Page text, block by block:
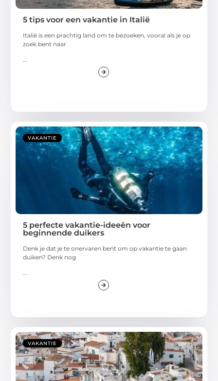
5 tips voor een vakantie in Italië
Italië is een prachtig land om te bezoeken, vooral als je op
zoek bent naar
...
VAKANTIE
5 perfecte vakantie-ideeën voor
beginnende duikers
Denk je dat je te onervaren bent om op vakantie te gaan
duiken? Denk nog
...
VAKANTIE